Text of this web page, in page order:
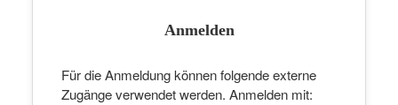
Anmelden
Für die Anmeldung können folgende externe
Zugänge verwendet werden. Anmelden mit: